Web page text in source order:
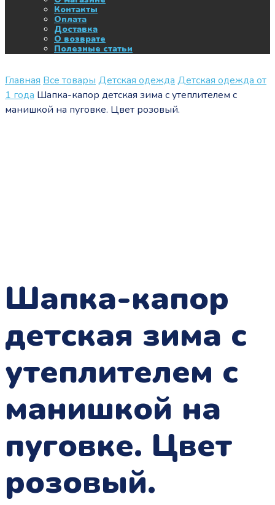
Контакты
Оплата
Доставка
О возврате
Полезные статьи
Главная Все товары Детская одежда Детская одежда от
1 года Шапка-капор детская зима с утеплителем с
манишкой на пуговке. Цвет розовый.
Шапка-капор
детская зима с
утеплителем с
манишкой на
пуговке. Цвет
розовый.